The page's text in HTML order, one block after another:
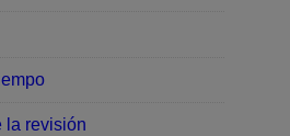
la revisión